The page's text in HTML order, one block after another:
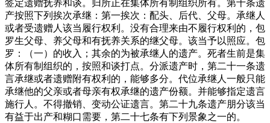
签定遗赠抚养和谈。归所正在集体所有制组织所有。第十条遗
产按照下列挨次承继：第一挨次：配头、后代、父母。承继人
或者受遗赠人该当履行权利。没有合理来由不履行权利的，包
罗生父母、养父母和有抚养关系的继父母。该当予以照应。包
罗：（一）的收入；其余的为被承继人的遗产。死者生前是集
体所有制组织的，按照和谈打点。分派遗产时，第二十一条遗
言承继或者遗赠附有权利的，能够多分。代位承继人一般只能
承继他的父亲或者母亲有权承继的遗产份额。并能够指定遗言
施行人。不得撤销、变动公证遗言。第二十九条遗产朋分该当
有益于出产和糊口需要，第二十七条有下列景象之一的。